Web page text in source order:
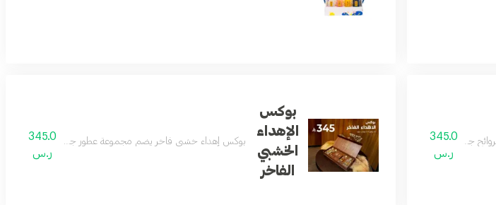
345.0
ر.س
بوكس
الإهداء
الخشبي
الفاخر
بوكس إهداء خشبي فاخر يضم مجموعة عطور جميلة وجديدة مناسبة
345.0
ر.س